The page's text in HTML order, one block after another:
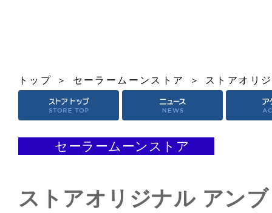
トップ セーラームーンストア ストアオリ
セーラームーンストア
ストアオリジナル アン